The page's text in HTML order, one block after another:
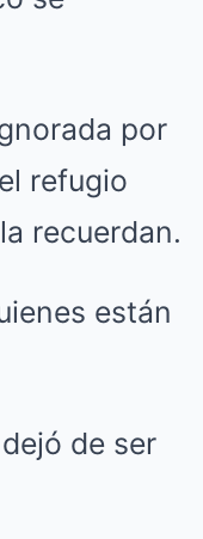
por
refugio
recuerdan.
están
de ser